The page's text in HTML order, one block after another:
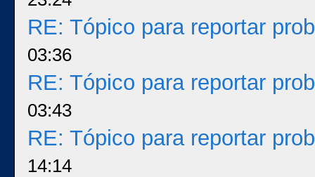
RE: Tópico para reportar
03:36
RE: Tópico para reportar
03:43
RE: Tópico para reportar
14:14